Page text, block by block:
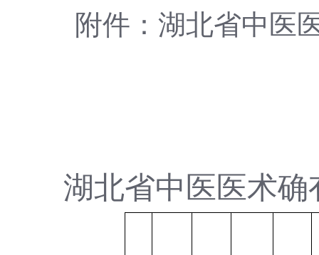
附件：湖北省中医医
湖北省中医医术